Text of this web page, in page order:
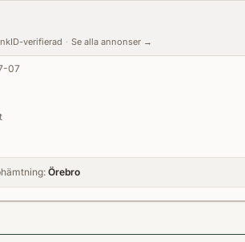
verifierad · Se alla annonser →
07
Örebro